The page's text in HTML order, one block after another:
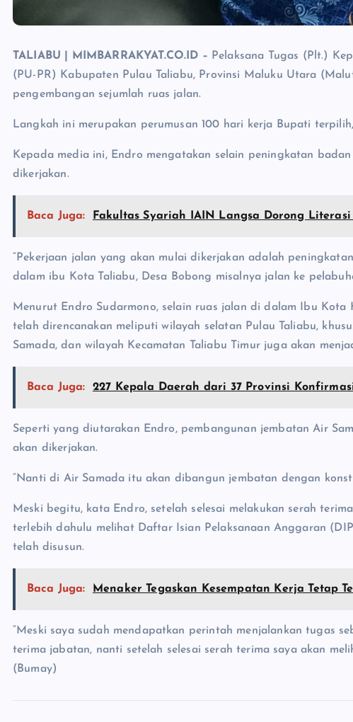
TALIABU | MIMBARRAKYAT.CO.ID – Pelaksana Tugas (Plt.)
(PU-PR) Kabupaten Pulau Taliabu, Provinsi Maluku Utara
pengembangan sejumlah ruas jalan.
Langkah ini merupakan perumusan 100 hari kerja Bupati
Kepada media ini, Endro mengatakan selain peningkatan
dikerjakan.
Baca Juga: Fakultas Syariah IAIN Langsa Dorong
“Pekerjaan jalan yang akan mulai dikerjakan adalah
dalam ibu Kota Taliabu, Desa Bobong misalnya jalan ke
Menurut Endro Sudarmono, selain ruas jalan di dalam Ibu
telah direncanakan meliputi wilayah selatan Pulau Taliabu,
Samada, dan wilayah Kecamatan Taliabu Timur juga akan
Baca Juga: 227 Kepala Daerah dari 37 Provinsi
Seperti yang diutarakan Endro, pembangunan jembatan Air
akan dikerjakan.
“Nanti di Air Samada itu akan dibangun jembatan dengan
Meski begitu, kata Endro, setelah selesai melakukan serah
terlebih dahulu melihat Daftar Isian Pelaksanaan Anggaran
telah disusun.
Baca Juga: Menaker Tegaskan Kesempatan Kerja Tetap
“Meski saya sudah mendapatkan perintah menjalankan tugas
terima jabatan, nanti setelah selesai serah terima saya akan
(Bumay)